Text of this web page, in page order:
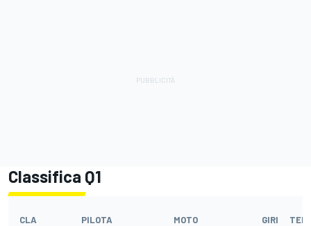
Classifica Q1
CLA PILOTA MOTO GIRI